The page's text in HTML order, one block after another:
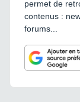
permet de
contenus :
forums...